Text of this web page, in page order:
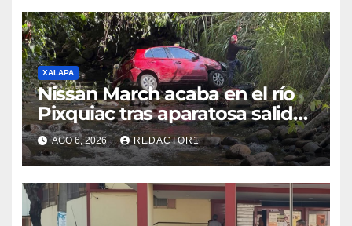
XALAPA
Nissan March acaba en el río
Pixquiac tras aparatosa salida
de camino en la carretera
Briones
AGO 6, 2026 REDACTOR1